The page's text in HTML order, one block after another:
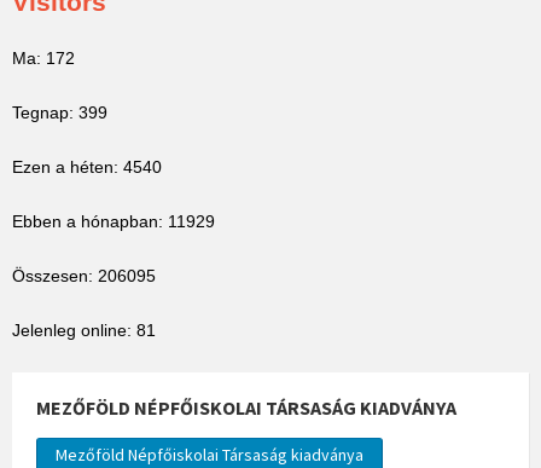
Ma: 172
Tegnap: 399
Ezen a héten: 4540
Ebben a hónapban: 11929
Összesen: 206095
Jelenleg online: 81
MEZŐFÖLD NÉPFŐISKOLAI TÁRSASÁG KIADVÁNYA
Mezőföld Népfőiskolai Társaság kiadványa